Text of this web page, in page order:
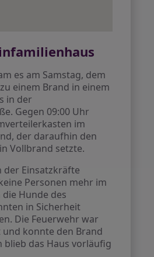
es am Samstag, dem
einem Brand in einem
in der
Gegen 09:00 Uhr
im
der daraufhin den
Vollbrand setzte.
der Einsatzkräfte
Personen mehr im
die Hunde des
in Sicherheit
Die Feuerwehr war
konnte den Brand
blieb das Haus vorläufig